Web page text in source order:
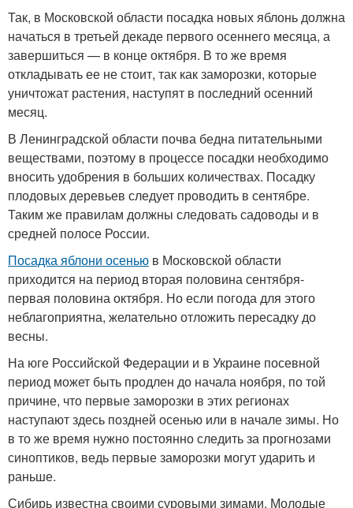
Так, в Московской области посадка новых яблонь должна
начаться в третьей декаде первого осеннего месяца, а
завершиться — в конце октября. В то же время
откладывать ее не стоит, так как заморозки, которые
уничтожат растения, наступят в последний осенний
месяц.
В Ленинградской области почва бедна питательными
веществами, поэтому в процессе посадки необходимо
вносить удобрения в больших количествах. Посадку
плодовых деревьев следует проводить в сентябре.
Таким же правилам должны следовать садоводы и в
средней полосе России.
Посадка яблони осенью в Московской области
приходится на период вторая половина сентября-
первая половина октября. Но если погода для этого
неблагоприятна, желательно отложить пересадку до
весны.
На юге Российской Федерации и в Украине посевной
период может быть продлен до начала ноября, по той
причине, что первые заморозки в этих регионах
наступают здесь поздней осенью или в начале зимы. Но
в то же время нужно постоянно следить за прогнозами
синоптиков, ведь первые заморозки могут ударить и
раньше.
Сибирь известна своими суровыми зимами. Молодые